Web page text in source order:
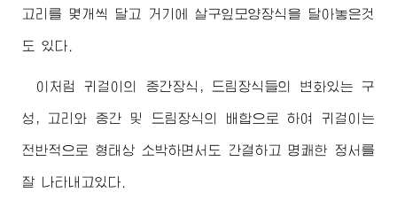
고리를 몇개씩 달고 거기에 살구잎모양장식을 달아놓은것
도 있다.
이처럼 귀걸이의 중간장식, 드림장식들의 변화있는 구
성, 고리와 중간 및 드림장식의 배합으로 하여 귀걸이는
전반적으로 형태상 소박하면서도 간결하고 명쾌한 정서를
잘 나타내고있다.